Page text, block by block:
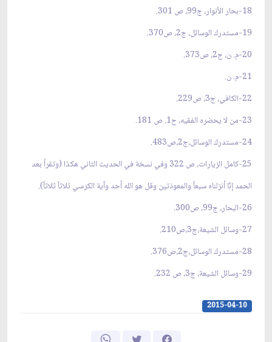
18-بحار الأنوار، ج99، ص 301.
19-مستدرك الوسائل، ج2، ص370.
20-م. ن، ج2، ص373.
21-م. ن.
22-الكافي، ج3، ص229.
23-من لا يحضره الفقيه، ح1. ص 181.
24-مستدرك الوسائل،ج2،ص483.
25-كامل الزيارات، ص 322 وفي نسخة في الحديث الثاني هكذا (وتقرأ بعد
الحمد إنّا أنزلناه سبعاً والمعوذتين وقل هو الله أحد وآية الكرسي ثلاثاً ثلاثاً).
26-البحار، ج99، ص300.
27-وسائل الشيعة،ج3،ص210.
28-مستدرك الوسائل،ج2،ص376.
29-وسائل الشيعة، ج3، ص 232.
2015-04-10